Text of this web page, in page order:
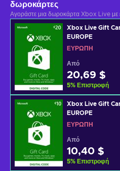
δωροκάρτες
Αγοράστε μια δωροκάρτα Xbox Live με
Xbox Live Gift
EUROPE
ΕΥΡΏΠΗ
Από
20,69 $
5% Επιστροφή
Xbox Live Gift
EUROPE
ΕΥΡΏΠΗ
Από
10,40 $
5% Επιστροφή